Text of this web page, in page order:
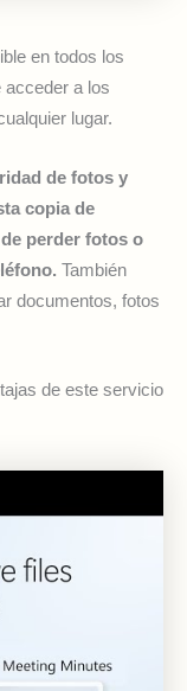
en todos los
acceder a los
lugar.
de fotos y
copia de
perder fotos o
También
documentos, fotos
de este servicio